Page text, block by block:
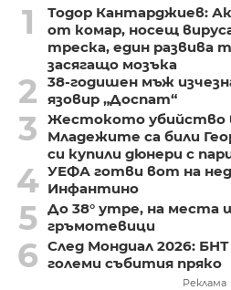
1
Тодор Кантарджиев:
от комар, носещ
треска, един развива
засягащо мозъка
2
38-годишен мъж
язовир „Доспат“
3
Жестокото убийство
Младежите са били
си купили дюнери с
4 УЕФА готви вот на
Инфантино
5 До 38° утре, на места
гръмотевици
6 След Мондиал 2026:
големи събития пряко
Реклама